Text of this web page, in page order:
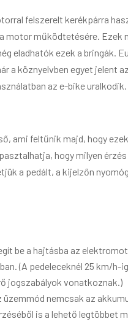
felszerelt kerékpárra
motor működtetésére.
eladhatók ezek a bringák.
a köznyelvben egyet jelent
az e-bike uralkodik.
ami feltűnik majd, hogy
hogy milyen
a pedált, a kijelzőn
be a hajtásba az
(A pedeleceknél 25 km/
jogszabályok vonatkoznak.)
nemcsak az
is a lehető